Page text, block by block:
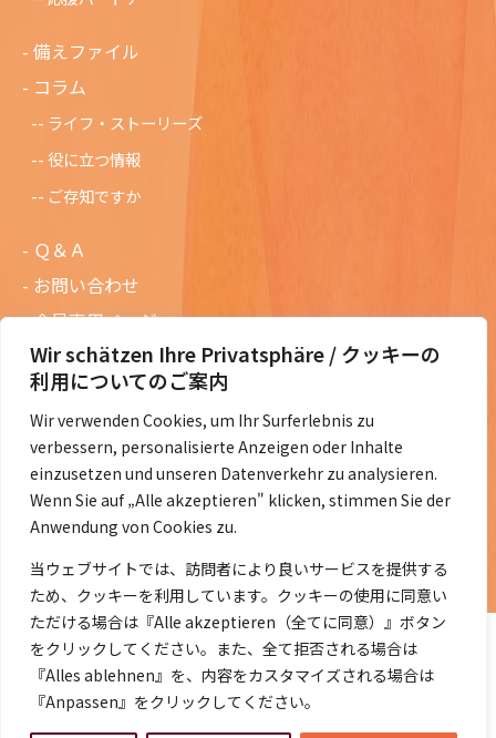
Wir schätzen Ihre Privatsphäre / クッキーの
利用についてのご案内
Wir verwenden Cookies, um Ihr Surferlebnis zu
verbessern, personalisierte Anzeigen oder Inhalte
einzusetzen und unseren Datenverkehr zu analysieren.
Wenn Sie auf „Alle akzeptieren" klicken, stimmen Sie der
Anwendung von Cookies zu.
当ウェブサイトでは、訪問者により良いサービスを提供する
ため、クッキーを利用しています。クッキーの使用に同意い
ただける場合は『Alle akzeptieren（全てに同意）』ボタン
をクリックしてください。また、全て拒否される場合は
『Alles ablehnen』を、内容をカスタマイズされる場合は
『Anpassen』をクリックしてください。
備えファイル
コラム
ライフ・ストーリーズ
役に立つ情報
ご存知ですか
Ｑ＆Ａ
お問い合わせ
会員専用ページ
ニュースレターバックナンバー
過去の講演資料
総会議事録
定款・会費規定など
コラムの紹介
コラム一覧